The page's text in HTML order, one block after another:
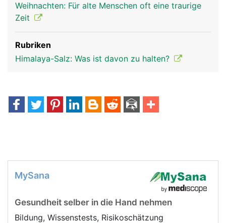
Weihnachten: Für alte Menschen oft eine traurige
Zeit
Rubriken
Himalaya-Salz: Was ist davon zu halten?
MySana
Gesundheit selber in die Hand nehmen
Bildung, Wissenstests, Risikoschätzung